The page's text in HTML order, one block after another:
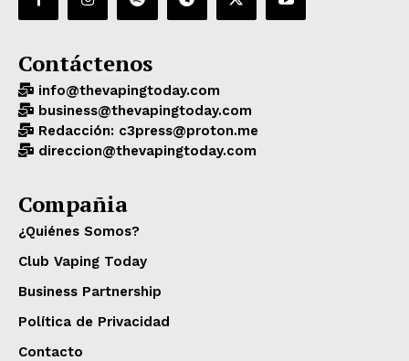
Contáctenos
info@thevapingtoday.com
business@thevapingtoday.com
Redacción: c3press@proton.me
direccion@thevapingtoday.com
Compañia
¿Quiénes Somos?
Club Vaping Today
Business Partnership
Política de Privacidad
Contacto